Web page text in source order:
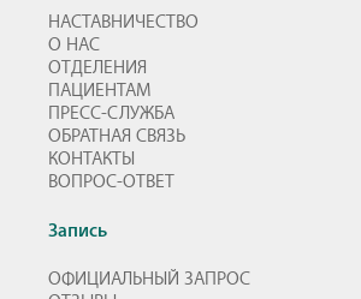
НАСТАВНИЧЕСТВО
О НАС
ОТДЕЛЕНИЯ
ПАЦИЕНТАМ
ПРЕСС-СЛУЖБА
ОБРАТНАЯ СВЯЗЬ
КОНТАКТЫ
ВОПРОС-ОТВЕТ
Запись
ОФИЦИАЛЬНЫЙ ЗАПРОС